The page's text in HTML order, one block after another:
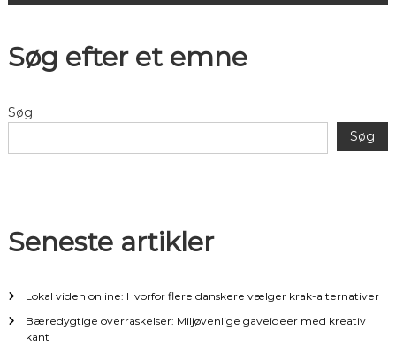
l
æ
a
v
Søg efter et emne
Søg
Søg
Seneste artikler
Lokal viden online: Hvorfor flere danskere vælger krak-alternativer
Bæredygtige overraskelser: Miljøvenlige gaveideer med kreativ
kant